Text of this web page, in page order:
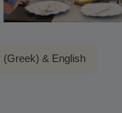
(Greek) & English